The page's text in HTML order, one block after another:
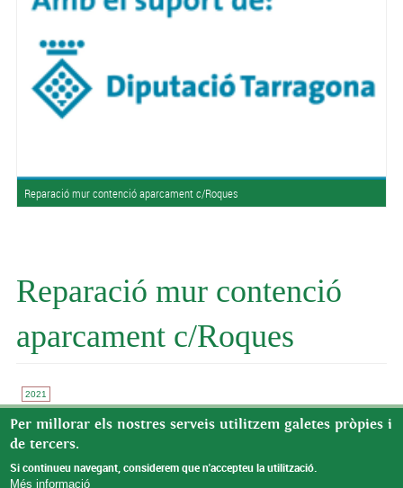
Reparació mur contenció aparcament c/Roques
Reparació mur contenció
aparcament c/Roques
2021
La Diputacióde Tarragona ha concedit a l'Ajuntament de
Benifallet una subvenció de 8.841,26€ per l’actuació “Reparació
mur contenció aparcament c/Roques”– Convocatòria 2021.
Per millorar els nostres serveis utilitzem galetes pròpies i
de tercers.
Si continueu navegant, considerem que n'accepteu la utilització.
Més informació